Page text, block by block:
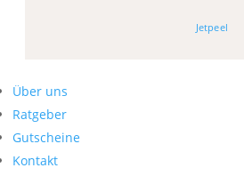
Jetpeel
Über uns
Ratgeber
Gutscheine
Kontakt